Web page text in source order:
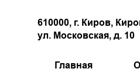
610000, г. Киров,
ул. Московская, д. 10
Главная